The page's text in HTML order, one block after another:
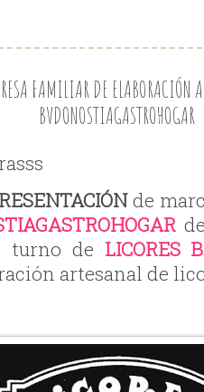
FAMILIAR DE ELABORACIÓN
BVDONOSTIAGASTROHOGAR
de
turno de LICORES
artesanal de